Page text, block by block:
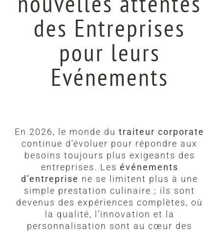
des Entreprises
pour leurs
Evénements
En 2026, le monde du traiteur corporate
continue d’évoluer pour répondre aux
besoins toujours plus exigeants des
entreprises. Les événements
d’entreprise ne se limitent plus à une
simple prestation culinaire ; ils sont
devenus des expériences complètes, où
la qualité, l’innovation et la
personnalisation sont au cœur des